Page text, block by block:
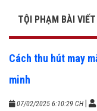
TỘI PHẠM BÀI VIẾT
Cách thu hút may
minh
07/02/2025 6:10:29 CH